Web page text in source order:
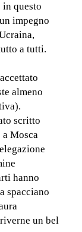
questo
impegno
a tutti.
almeno
scritto
a Mosca
hanno
spacciano
un bel